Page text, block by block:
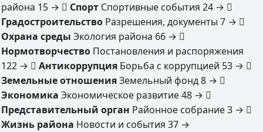
района 15 → Спорт Спортивные события 24 →
Градостроительство Разрешения, документы 7 →
Охрана среды Экология района 66 →
Нормотворчество Постановления и распоряжения
122 → Антикоррупция Борьба с коррупцией 53 →
Земельные отношенияЗемельный фонд8 →
Экономика Экономическое развитие48 →
Представительный орган Районное собрание3 →
Жизнь района Новости и события 37 →